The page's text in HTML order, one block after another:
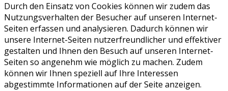
Durch den Einsatz von Cookies können wir zudem das
Nutzungsverhalten der Besucher auf unseren Internet-
Seiten erfassen und analysieren. Dadurch können wir
unsere Internet-Seiten nutzerfreundlicher und effektiver
gestalten und Ihnen den Besuch auf unseren Internet-
Seiten so angenehm wie möglich zu machen. Zudem
können wir Ihnen speziell auf Ihre Interessen
abgestimmte Informationen auf der Seite anzeigen.